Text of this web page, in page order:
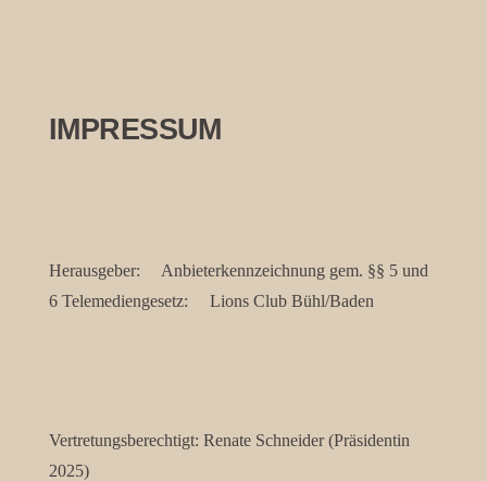
IMPRESSUM
Herausgeber: Anbieterkennzeichnung gem. §§ 5 und
6 Telemediengesetz: Lions Club Bühl/Baden
Vertretungsberechtigt: Renate Schneider (Präsidentin
2025)